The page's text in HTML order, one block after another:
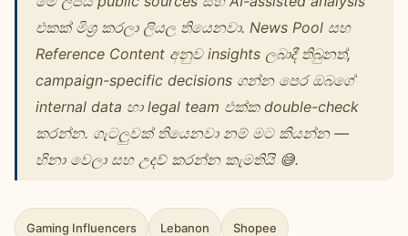
එකක් මිශ්‍ර කරලා ලියල තියෙනවා. News Pool සහ
Reference Content අනුව insights ලබාදී තිබුනත්,
campaign-specific decisions ගන්න පෙර ඔබගේ
internal data හා legal team එක්ක double-check
කරන්න. ගැටලුවක් තියෙනවා නම් මට කියන්න —
හිනා වෙලා සහ උදව් කරන්න කැමතියි 😅.
Gaming Influencers Lebanon Shopee